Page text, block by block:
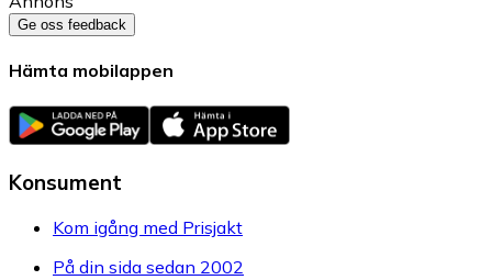
Ge oss feedback
Hämta mobilappen
Konsument
Kom igång med Prisjakt
På din sida sedan 2002